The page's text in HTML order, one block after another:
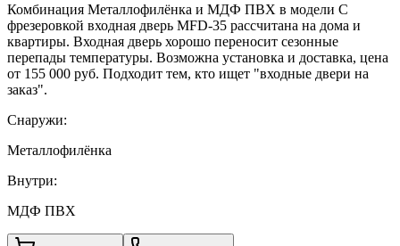
Комбинация Металлофилёнка и МДФ ПВХ в модели С
фрезеровкой входная дверь MFD-35 рассчитана на дома и
квартиры. Входная дверь хорошо переносит сезонные
перепады температуры. Возможна установка и доставка, цена
от 155 000 руб. Подходит тем, кто ищет "входные двери на
заказ".
Снаружи:
Металлофилёнка
Внутри:
МДФ ПВХ